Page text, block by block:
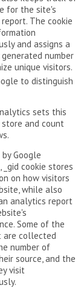
for the site's
The cookie
and assigns a
number
unique visitors.
to distinguish
sets this
and count
Google
_gid cookie stores
on how visitors
while also
analytics report
Some of the
are collected
number of
source, and the
visit